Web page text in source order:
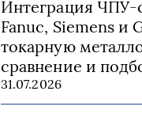
Интеграция ЧПУ-
Fanuc, Siemens и
токарную
сравнение и
31.07.2026